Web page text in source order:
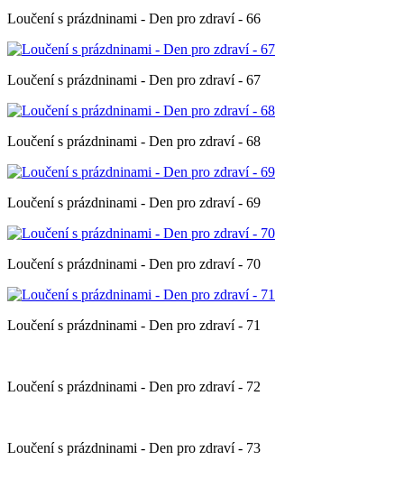
Loučení s prázdninami - Den pro zdraví - 66
Loučení s prázdninami - Den pro zdraví - 67
Loučení s prázdninami - Den pro zdraví - 68
Loučení s prázdninami - Den pro zdraví - 69
Loučení s prázdninami - Den pro zdraví - 70
Loučení s prázdninami - Den pro zdraví - 71
Loučení s prázdninami - Den pro zdraví - 72
Loučení s prázdninami - Den pro zdraví - 73